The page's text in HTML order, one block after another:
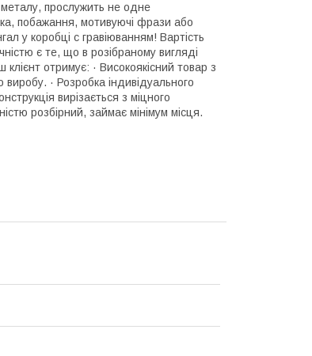
металу, прослужить не одне
побажання, мотивуючі фрази або
у коробці с гравіюванням! Вартість
є те, що в розібраному вигляді
отримує: · Високоякісний товар з
· Розробка індивідуального
вирізається з міцного
розбірний, займає мінімум місця.